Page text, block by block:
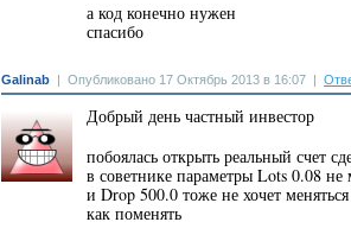
а код конечно нужен
спасибо
Galinab | Опубликовано 17 Октябрь 2013 в 16:07 |
Добрый день частный инвестор
побоялась открыть реальный счет
в советнике параметры Lots 0.08 не
и Drop 500.0 тоже не хочет
как поменять